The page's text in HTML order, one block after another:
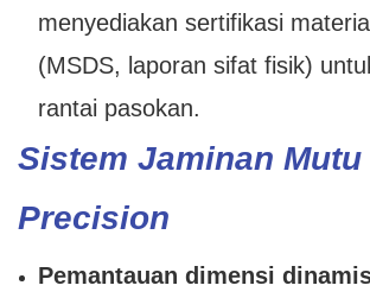
menyediakan sertifikasi
(MSDS, laporan sifat fisik)
rantai pasokan.
Sistem Jaminan
Precision
Pemantauan dimensi